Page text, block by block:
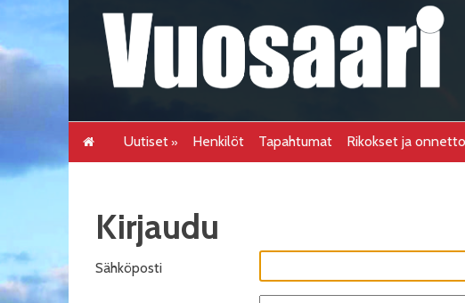
Uutiset Henkilöt Tapahtumat Rikokset ja
Kirjaudu
Sähköposti